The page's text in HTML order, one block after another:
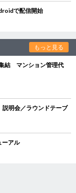
で配信開始
もっと見る
結 マンション管理代
明会／ラウンドテーブ
ーアル